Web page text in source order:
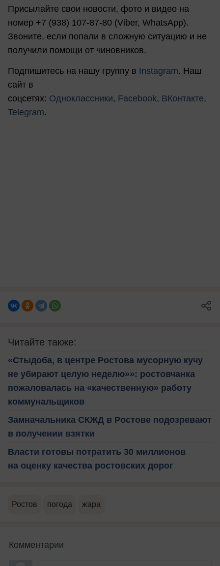
Присылайте свои новости, фото и видео на
номер +7 (938) 107-87-80 (Viber, WhatsApp).
Звоните, если попали в сложную ситуацию и не
получили помощи от чиновников.
Подпишитесь на нашу группу в Instagram. Наш
сайт в
соцсетях: Одноклассники, Facebook, ВКонтакте,
Telegram.
Читайте также:
«Стыдоба, в центре Ростова мусорную кучу
не убирают целую неделю»»: ростовчанка
пожаловалась на «качественную» работу
коммунальщиков
Замначальника СКЖД в Ростове подозревают
в получении взятки
Власти готовы потратить 30 миллионов
на оценку качества ростовских дорог
Ростов погода жара
Комментарии